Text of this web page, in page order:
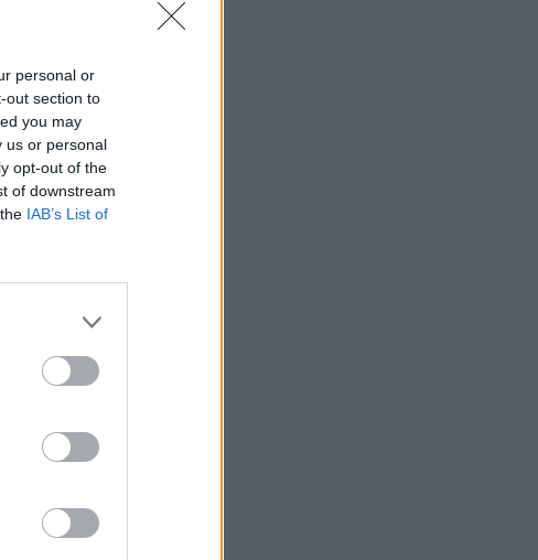
personal or
out section to
you may
us or personal
opt-out of the
of downstream
IAB’s List of